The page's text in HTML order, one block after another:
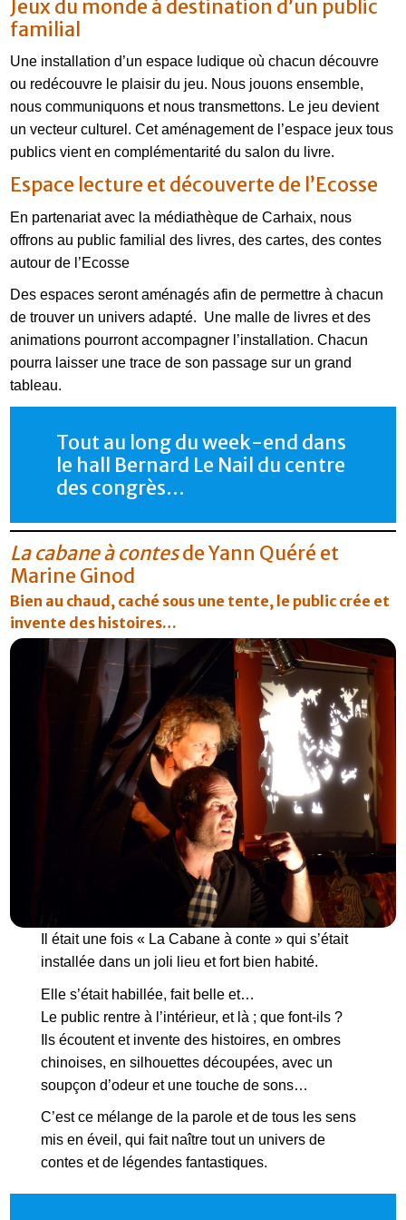
FR
Jeux du monde à destination d’un public
familial
Une installation d’un espace ludique où chacun découvre
ou redécouvre le plaisir du jeu. Nous jouons ensemble,
nous communiquons et nous transmettons. Le jeu devient
un vecteur culturel. Cet aménagement de l’espace jeux tous
publics vient en complémentarité du salon du livre.
Espace lecture et découverte de l’Ecosse
En partenariat avec la médiathèque de Carhaix, nous
offrons au public familial des livres, des cartes, des contes
autour de l’Ecosse
Des espaces seront aménagés afin de permettre à chacun
de trouver un univers adapté. Une malle de livres et des
animations pourront accompagner l’installation. Chacun
pourra laisser une trace de son passage sur un grand
tableau.
Tout au long du week-end dans
le hall Bernard Le Nail du centre
des congrès…
La cabane à contesde Yann Quéré et
Marine Ginod
Bien au chaud, caché sous une tente, le public crée et
invente des histoires…
Il était une fois « La Cabane à conte » qui s’était
installée dans un joli lieu et fort bien habité.
Elle s’était habillée, fait belle et…
Le public rentre à l’intérieur, et là ; que font-ils ?
Ils écoutent et invente des histoires, en ombres
chinoises, en silhouettes découpées, avec un
soupçon d’odeur et une touche de sons…
C’est ce mélange de la parole et de tous les sens
mis en éveil, qui fait naître tout un univers de
contes et de légendes fantastiques.